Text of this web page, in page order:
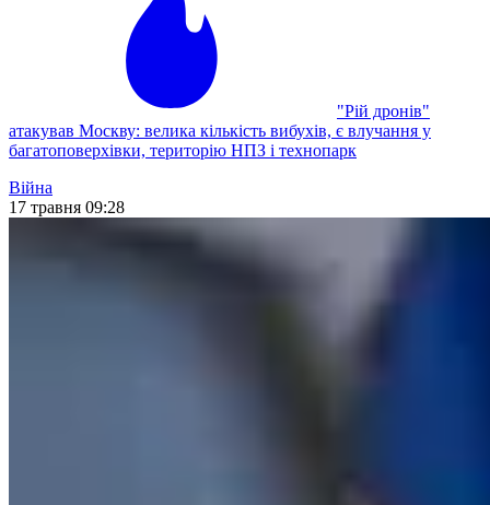
"Рій дронів"
атакував Москву: велика кількість вибухів, є влучання у
багатоповерхівки, територію НПЗ і технопарк
Війна
17 травня 09:28